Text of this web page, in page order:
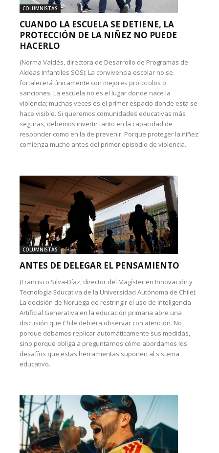
COLUMNISTAS
CUANDO LA ESCUELA SE DETIENE, LA
PROTECCIÓN DE LA NIÑEZ NO PUEDE
HACERLO
(Norma Valdés, directora de Desarrollo de Programas de
Aldeas Infantiles SOS): La convivencia escolar no se
fortalecerá únicamente con mejores protocolos o
sanciones. La escuela no es el lugar donde nace la
violencia; muchas veces es el primer espacio donde esta se
hace visible. Si queremos comunidades educativas más
seguras, debemos invertir tanto en la capacidad de
responder como en la de prevenir. Porque proteger la niñez
comienza mucho antes del primer episodio de violencia.
COLUMNISTAS
ANTES DE DELEGAR EL PENSAMIENTO
(Francisco Silva-Díaz, director del Magíster en Innovación y
Tecnología Educativa de la Universidad Autónoma de Chile):
La decisión de Noruega de restringir el uso de Inteligencia
Artificial Generativa en la educación primaria abre una
discusión que Chile debiera observar con atención. No
porque debamos replicar automáticamente sus medidas,
sino porque obliga a preguntarnos cómo abordamos los
desafíos que estas herramientas suponen al sistema
educativo.